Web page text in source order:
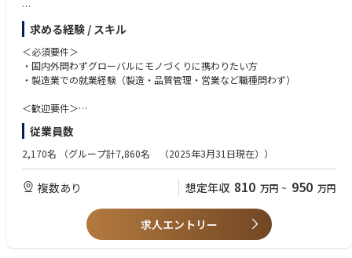
【業務内容】
お客様（メーカー）より依頼を受けた製品（主に電子基板の実装や組立）
の製造に関わる業務全般をお任せいたします。
●基板実装（基板への電子部品のはんだ付け）における組立・加工
●取引先メーカーへの対応（品質・生産調整 等）
【取り扱う製品（例）】
・車載関連製品・家電（カメラ、オーディオ、エアコン、洗濯機 等）・医
療機器・宇宙関連 等
【入社後のキャリアパス】
行った後に海外工場へ配属。
また、語学についてはオンラインでの学習ツールにてキャッチアップいた
求める経験 / スキル
＜必須要件＞
・国内外問わずグローバルにモノづくりに携わりたい方
・製造業での就業経験（製造・品質管理・営業など職種問わず）
＜歓迎要件＞
・英語（日常会話レベル）
・電気・電子部品の知識をお持ちの方
・海外留学や海外出張、海外勤務のご経験をお持ちの方
＜求める人物像＞
・社内の様＜な事象に対して対応を行っていくため、フットワーク軽く、
自ら考え柔軟に行動できる方
・赴任先のルールや文化を理解して適応、順応していく力を持っている方
従業員数
2,170名 （グループ計7,860名 （2025年3月31日現在））
複数あり 想定年収 810 万円 ~ 950 万円
求人エントリー